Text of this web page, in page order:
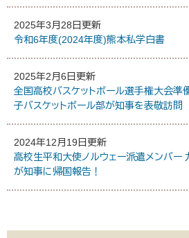
2025年3月28日更新
令和6年度(2024年度)熊本私学白書
2025年2月6日更新
全国高校バスケットボール選手権大会準
子バスケットボール部が知事を表敬訪問
2024年12月19日更新
高校生平和大使ノルウェー派遣メンバー
が知事に帰国報告！